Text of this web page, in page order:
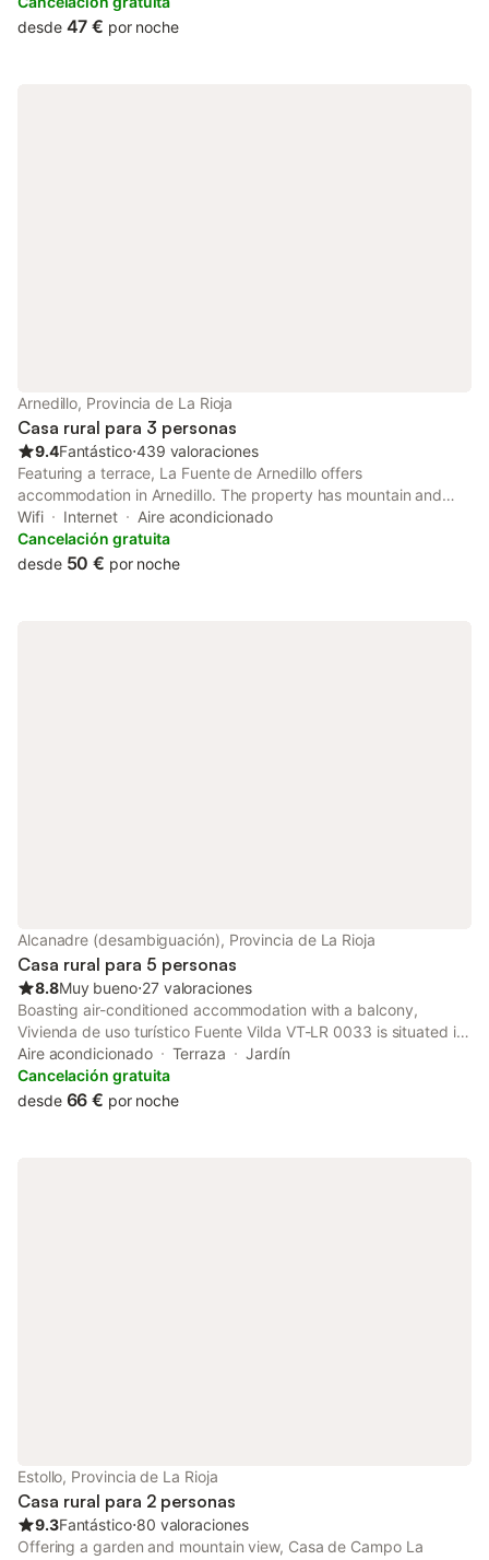
desde 47 € por noche
Arnedillo, Provincia de La Rioja
Casa rural para 3 personas
9.4Fantástico⋅439 valoraciones
Featuring a terrace, La Fuente de Arnedillo offers
accommodation in Arnedillo. The property has mountain and
river views. The accommodation features a 24-hour front desk,
a shared kitchen and organising tours for guests.
Wifi Internet
Aire acondicionado
Cancelación gratuita
desde 50 € por noche
Alcanadre (desambiguación), Provincia de La Rioja
Casa rural para 5 personas
8.8Muy bueno⋅27 valoraciones
Boasting air-conditioned accommodation with a balcony,
Vivienda de uso turístico Fuente Vilda VT-LR 0033 is situated in
Alcanadre. Featuring a tour desk, this property also provides
guests with an outdoor fireplace.
Aire acondicionado Terraza
Jardín
Cancelación gratuita
desde 66 € por noche
Estollo, Provincia de La Rioja
Casa rural para 2 personas
9.3Fantástico⋅80 valoraciones
Offering a garden and mountain view, Casa de Campo La